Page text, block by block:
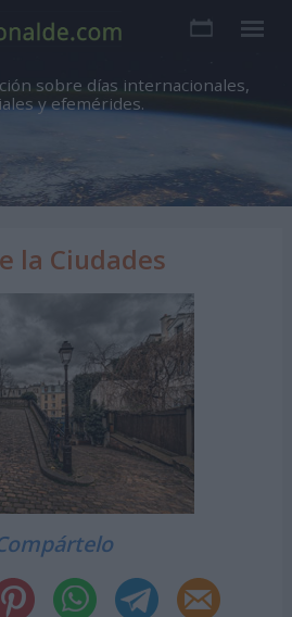
sobre días internacionales,
y efemérides.
la Ciudades